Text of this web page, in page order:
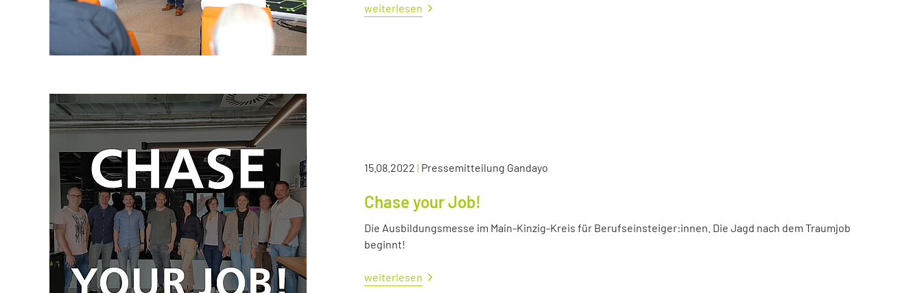
weiterlesen
15.08.2022 | Pressemitteilung Gandayo
Chase your Job!
Die Ausbildungsmesse im Main-Kinzig-Kreis für Berufseinsteiger:innen. Die Jagd nach dem Traumjob
beginnt!
weiterlesen